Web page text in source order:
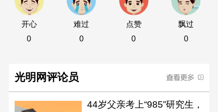
开心
0
难过
0
点赞
0
飘过
0
光明网评论员
44岁父亲考上“985”研究生，